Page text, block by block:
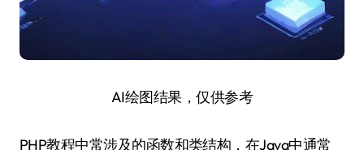
AI绘图结果，仅供参考
PHP教程中常涉及的函数和类结构，在Java中通常